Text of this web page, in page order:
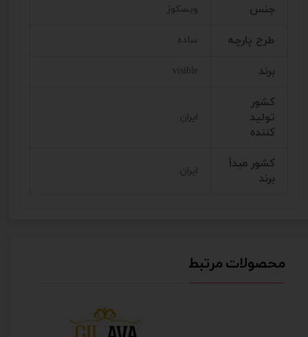
جنس ویسکوز
طرح پارچه ساده
برند visible
کشور
تولید
کننده
ایران
کشور مبدأ
برند
ایران
محصولات مرتبط